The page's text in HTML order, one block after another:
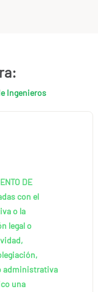
Ingenieros
DE
con el
o la
legal o
administrativa
una